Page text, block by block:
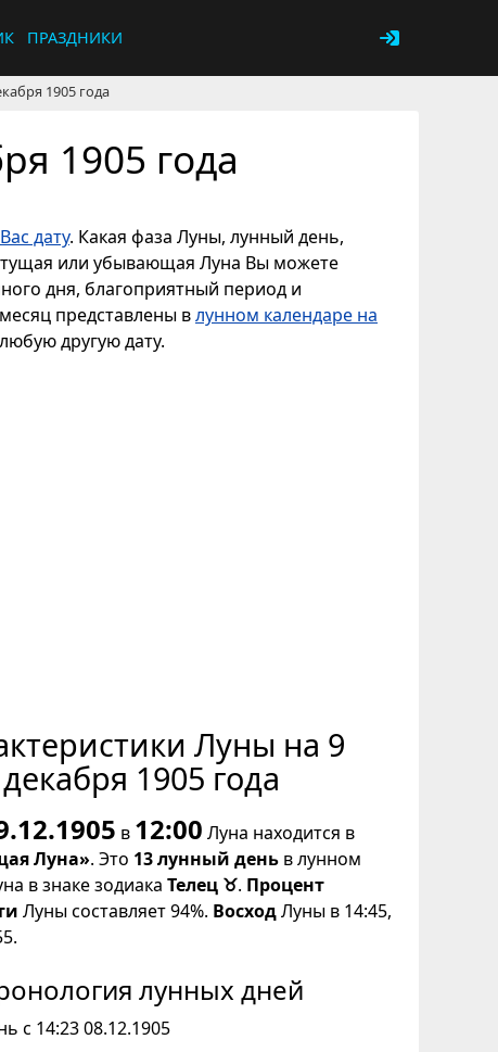
ПРАЗДНИКИ
1905 года
1905 года
дату. Какая фаза Луны, лунный день,
или убывающая Луна Вы можете
дня, благоприятный период и
представлены влунном календаре на
другую дату.
Луны на 9
декабря 1905 года
в 12:00 Луна находится в
Луна». Это 13 лунный день в лунном
в знаке зодиака Телец ♉. Процент
Луны составляет 94%. ВосходЛуны в 14:45,
лунных дней
с 14:23 08.12.1905